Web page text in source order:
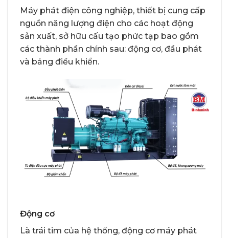
Máy phát điện công nghiệp, thiết bị cung cấp
nguồn năng lượng điện cho các hoạt động
sản xuất, sở hữu cấu tạo phức tạp bao gồm
các thành phần chính sau: động cơ, đầu phát
và bảng điều khiển.
Động cơ
Là trái tim của hệ thống, động cơ máy phát